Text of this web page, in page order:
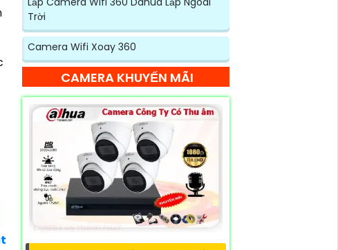
Trời
Camera Wifi Xoay 360
CAMERA KHUYẾN MÃI